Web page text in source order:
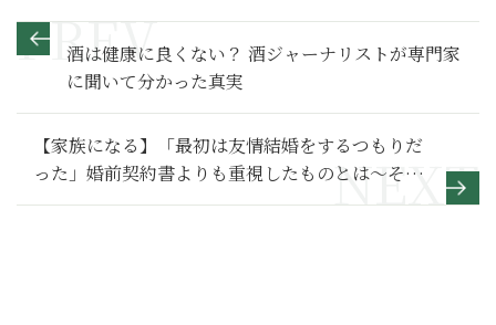
酒は健康に良くない？ 酒ジャーナリストが専門家
に聞いて分かった真実
【家族になる】「最初は友情結婚をするつもりだ
った」婚前契約書よりも重視したものとは～その
２～